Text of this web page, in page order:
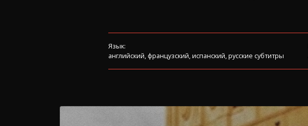
Язык:
английский, французский, испанский, русские субтитры